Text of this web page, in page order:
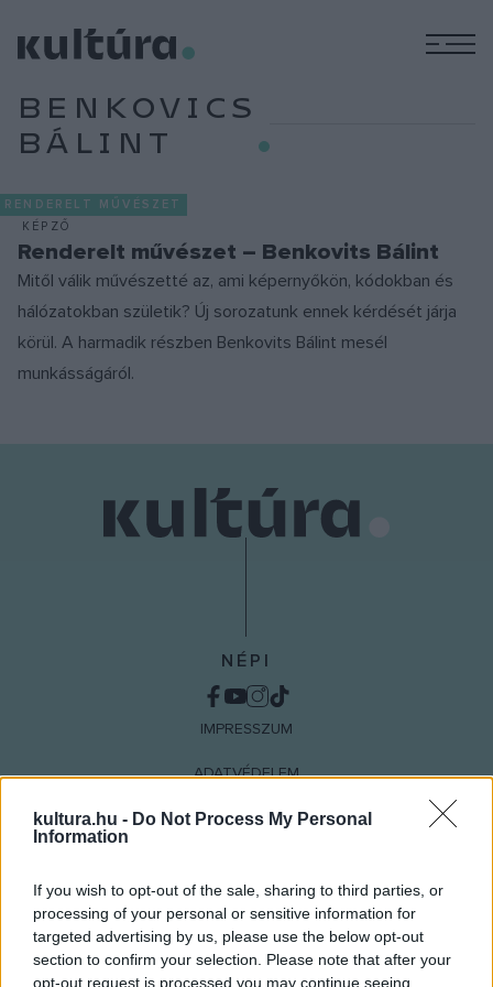
kultura.hu - Do Not Process My Personal
Information
If you wish to opt-out of the sale, sharing to third parties, or
processing of your personal or sensitive information for
targeted advertising by us, please use the below opt-out
section to confirm your selection. Please note that after your
opt-out request is processed you may continue seeing
BENKOVICS
BÁLINT
RENDERELT MŰVÉSZET
KÉPZŐ
Renderelt művészet – Benkovits Bálint
Mitől válik művészetté az, ami képernyőkön, kódokban és
hálózatokban születik? Új sorozatunk ennek kérdését járja
körül. A harmadik részben Benkovits Bálint mesél
munkásságáról.
NÉPI
IMPRESSZUM
ADATVÉDELEM
HIRDETÉSI INFORMÁCIÓK